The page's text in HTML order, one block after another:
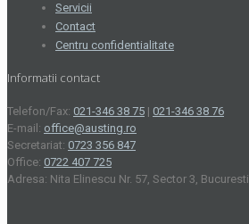
Servicii
Contact
Centru confidentialitate
Informatii contact
Telefon/Fax: 021-346 38 75 | 021-346 38 76
E-mail: office@austing.ro
Secretariat: 0723 356 847
Office: 0722 407 725
Adresa: Nita Elinescu Nr. 57, Sector 3, Bucuresti